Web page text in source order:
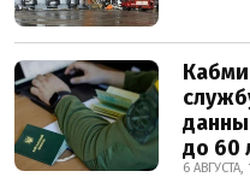
до 60
6 АВГУСТА,